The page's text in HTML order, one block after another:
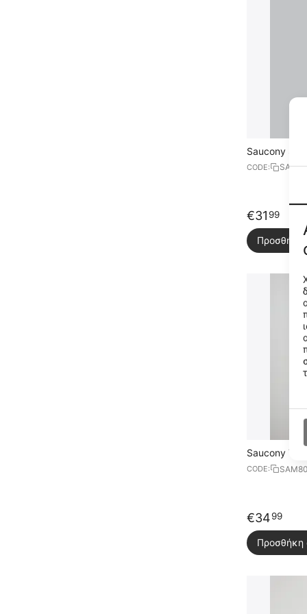
Saucony
CODE:
€31 99
Προσθήκη
Saucony
CODE:
€3499
Προσθήκη